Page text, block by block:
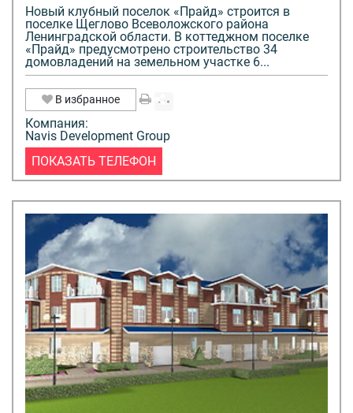
Новый клубный поселок «Прайд» строится в
поселке Щеглово Всеволожского района
Ленинградской области. В коттеджном поселке
«Прайд» предусмотрено строительство 34
домовладений на земельном участке 6...
В избранное
Компания:
Navis Development Group
ПОКАЗАТЬ ТЕЛЕФОН